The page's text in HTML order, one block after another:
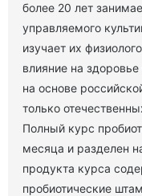
более 20 лет
управляемого
изучает их
влияние на
на основе
только
Полный курс
месяца и разделен
продукта курса
пробиотические